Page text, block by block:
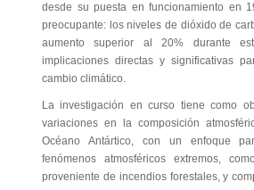
desde su puesta en funcionamiento en
preocupante: los niveles de dióxido de
aumento superior al 20% durante
implicaciones directas y significativas
cambio climático.
La investigación en curso tiene como
variaciones en la composición
Océano Antártico, con un enfoque
fenómenos atmosféricos extremos,
proveniente de incendios forestales, y